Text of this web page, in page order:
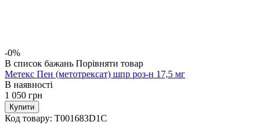
-0%
В список бажань Порівняти товар
Метекс Пен (метотрексат) шпр роз-н 17,5 мг
В наявності
1 050 грн
Купити
Код товару: T001683D1C